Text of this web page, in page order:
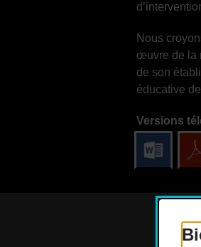
Nous
œuvre de la
de son
éducative
Versions